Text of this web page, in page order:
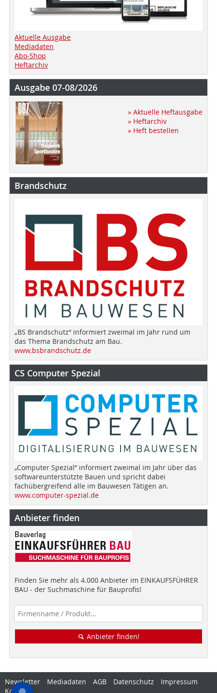
Aktuelle Ausgabe
Mediadaten
Abo-Shop
Heftarchiv
Ausgabe 07-08/2026
» Aktuelle Heftausgabe
» Heftarchiv
» Heft bestellen
Brandschutz
„BS Brandschutz“ informiert zweimal im Jahr rund um
das Thema Brandschutz am Bau.
www.bsbrandschutz.de
CS Computer Spezial
„Computer Spezial“ informiert zweimal im Jahr über das
softwareunterstützte Bauen und spricht dabei
fachübergreifend alle im Bauwesen Tätigen an.
www.computer-spezial.de
Anbieter finden
Finden Sie mehr als 4.000 Anbieter im EINKAUFSFÜHRER
BAU - der Suchmaschine für Bauprofis!
Anbieter finden!
Newsletter Mediadaten AGB Datenschutz
Impressum
Kontakt